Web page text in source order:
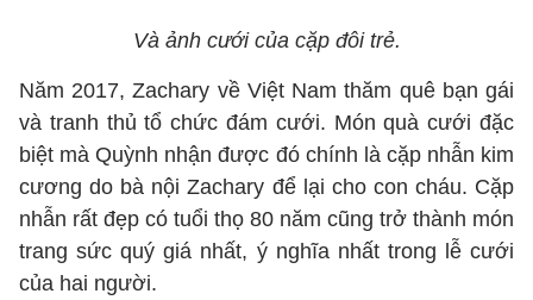
Và ảnh cưới của cặp đôi trẻ.
Năm 2017, Zachary về Việt Nam thăm quê bạn gái
và tranh thủ tổ chức đám cưới. Món quà cưới đặc
biệt mà Quỳnh nhận được đó chính là cặp nhẫn kim
cương do bà nội Zachary để lại cho con cháu. Cặp
nhẫn rất đẹp có tuổi thọ 80 năm cũng trở thành món
trang sức quý giá nhất, ý nghĩa nhất trong lễ cưới
của hai người.